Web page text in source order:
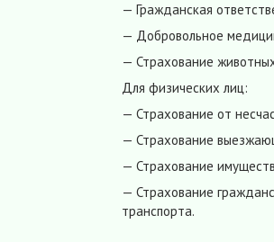
— Гражданская
— Добровольное
— Страхование
Для физических лиц:
— Страхование от
— Страхование
— Страхование
— Страхование
транспорта.